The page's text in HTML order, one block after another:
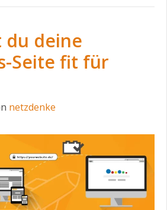
du deine
Seite fit für
netzdenke